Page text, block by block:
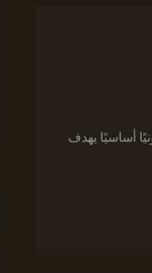
أساسيًا يهدف